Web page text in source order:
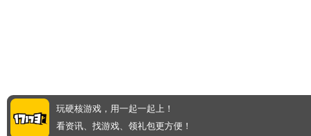
玩硬核游戏，用一起一起上！
看资讯、找游戏、领礼包更方便！